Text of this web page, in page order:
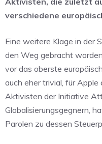
verschiedene
Eine weitere Klage in der
den Weg gebracht
vor das oberste
auch eher trivial, für Apple
Aktivisten der Initiative
Globalisierungsgegnern,
Parolen zu dessen